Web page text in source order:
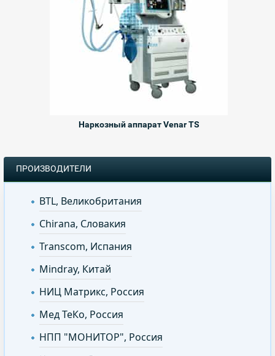
Наркозный аппарат Venar TS
ПРОИЗВОДИТЕЛИ
BTL, Великобритания
Chirana, Словакия
Transcom, Испания
Mindray, Китай
НИЦ Матрикс, Россия
Мед ТеКо, Россия
НПП "МОНИТОР", Россия